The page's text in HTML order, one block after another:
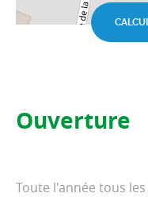
Ouverture
Toute l'année tous